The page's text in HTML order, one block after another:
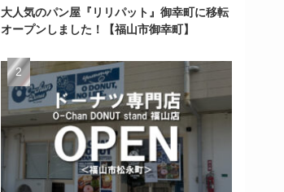
大人気のパン屋『リリパット』御幸町に移転
オープンしました！【福山市御幸町】